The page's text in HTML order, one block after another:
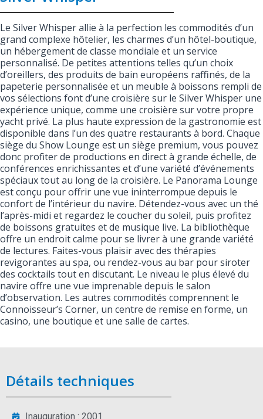
Le Silver Whisper allie à la perfection les commodités d’un
grand complexe hôtelier, les charmes d’un hôtel-boutique,
un hébergement de classe mondiale et un service
personnalisé. De petites attentions telles qu’un choix
d’oreillers, des produits de bain européens raffinés, de la
papeterie personnalisée et un meuble à boissons rempli de
vos sélections font d’une croisière sur le Silver Whisper une
expérience unique, comme une croisière sur votre propre
yacht privé. La plus haute expression de la gastronomie est
disponible dans l’un des quatre restaurants à bord. Chaque
siège du Show Lounge est un siège premium, vous pouvez
donc profiter de productions en direct à grande échelle, de
conférences enrichissantes et d’une variété d’événements
spéciaux tout au long de la croisière. Le Panorama Lounge
est conçu pour offrir une vue ininterrompue depuis le
confort de l’intérieur du navire. Détendez-vous avec un thé
l’après-midi et regardez le coucher du soleil, puis profitez
de boissons gratuites et de musique live. La bibliothèque
offre un endroit calme pour se livrer à une grande variété
de lectures. Faites-vous plaisir avec des thérapies
revigorantes au spa, ou rendez-vous au bar pour siroter
des cocktails tout en discutant. Le niveau le plus élevé du
navire offre une vue imprenable depuis le salon
d’observation. Les autres commodités comprennent le
Connoisseur’s Corner, un centre de remise en forme, un
casino, une boutique et une salle de cartes.
Détails techniques
Inauguration : 2001